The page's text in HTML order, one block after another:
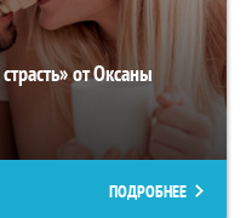
от Оксаны
ПОДРОБНЕЕ